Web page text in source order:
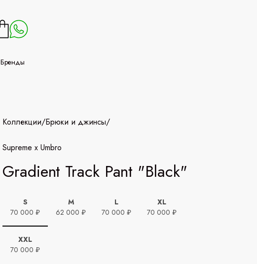
Бренды
Коллекции/Брюки и джинсы/
Supreme x Umbro
Gradient Track Pant "Black"
S
70 000 ₽
M
62 000 ₽
L
70 000 ₽
XL
70 000 ₽
XXL
70 000 ₽